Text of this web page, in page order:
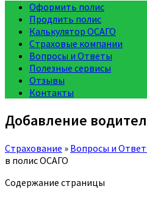
Оформить полис
Продлить полис
Калькулятор ОСАГО
Страховые компании
Вопросы и Ответы
Полезные сервисы
Отзывы
Контакты
Добавление
Страхование » Вопросы и
в полис ОСАГО
Содержание страницы